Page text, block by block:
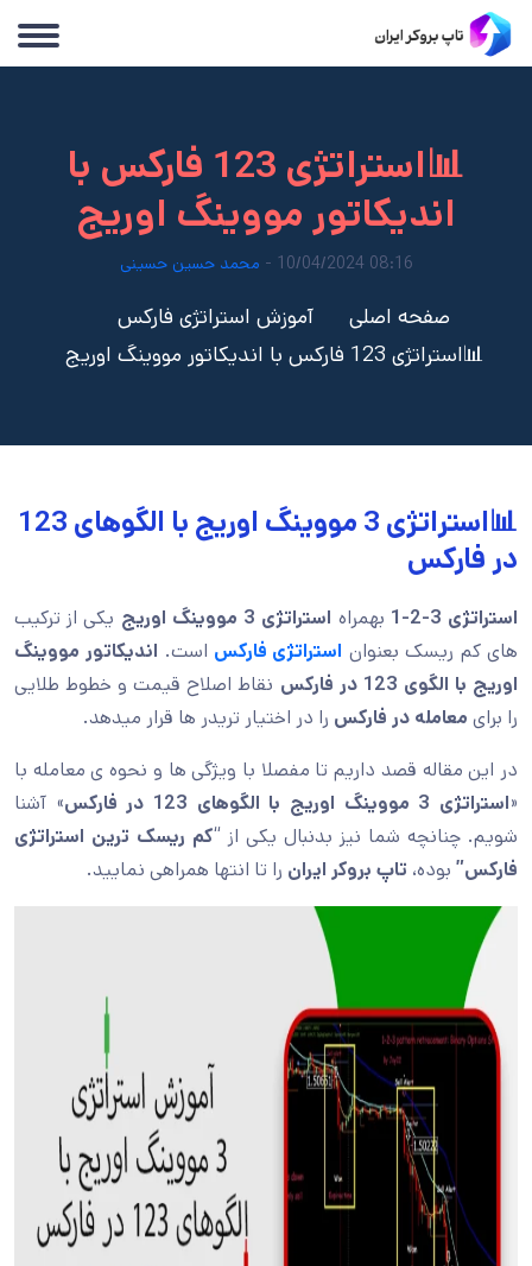
📊استراتژی 123 فارکس با
اندیکاتور مووینگ اوریج
08:16 10/04/2024 - محمد حسین حسینی
صفحه اصلی
آموزش استراتژی فارکس
📊استراتژی 123 فارکس با اندیکاتور مووینگ اوریج
📊استراتژی 3 مووینگ اوریج با الگوهای 123
در فارکس
استراتژی 3-2-1 بهمراه استراتژی 3 مووینگ اوریج
یکی از ترکیب
های کم ریسک بعنوان استراتژی فارکس است. اندیکاتور مووینگ
اوریج با الگوی 123 در فارکس
نقاط اصلاح قیمت و خطوط طلایی
را برای معامله در فارکس را در اختیار تریدر ها قرار میدهد.
در این مقاله قصد داریم تا مفصلا با ویژگی ها و نحوه ی معامله با
«استراتژی 3 مووینگ اوریج با الگوهای 123 در فارکس
» آشنا
شویم. چنانچه شما نیز بدنبال یکی از “کم ریسک ترین استراتژی
فارکس” بوده، تاپ بروکر ایران را تا انتها همراهی نمایید.